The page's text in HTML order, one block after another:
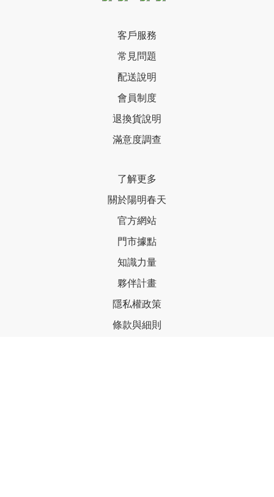
客戶服務
常見問題
配送說明
會員制度
退換貨說明
滿意度調查
了解更多
關於陽明春天
官方網站
門市據點
知識力量
夥伴計畫
隱私權政策
條款與細則